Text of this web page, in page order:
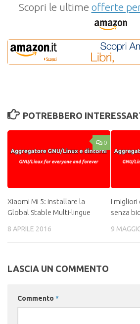
Scopri le ultime offerte
POTREBBERO
0
Xiaomi Mi 5: installare la
Global Stable Multi-lingue
8 APRILE 2016
I migliori
senza
9
LASCIA UN COMMENTO
Commento *